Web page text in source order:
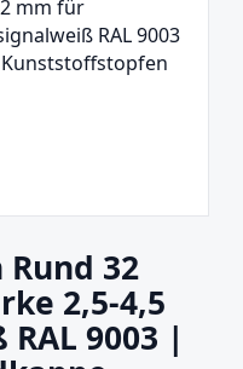
32
2,5-4,5
9003 |